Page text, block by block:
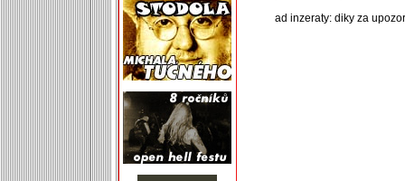
ad inzeraty: diky za